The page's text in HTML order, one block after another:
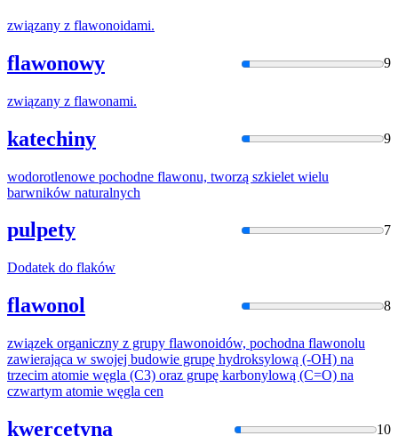
związany z flawonoidami.
flawonowy 9
związany z flawonami.
katechiny 9
wodorotlenowe pochodne flawonu, tworzą szkielet wielu
barwników naturalnych
pulpety 7
Dodatek do flaków
flawonol 8
związek organiczny z grupy flawonoidów, pochodna flawonolu
zawierająca w swojej budowie grupę hydroksylową (-OH) na
trzecim atomie węgla (C3) oraz grupę karbonylową (C=O) na
czwartym atomie węgla cen
kwercetyna 10